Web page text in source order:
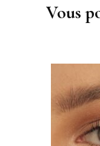
Vous